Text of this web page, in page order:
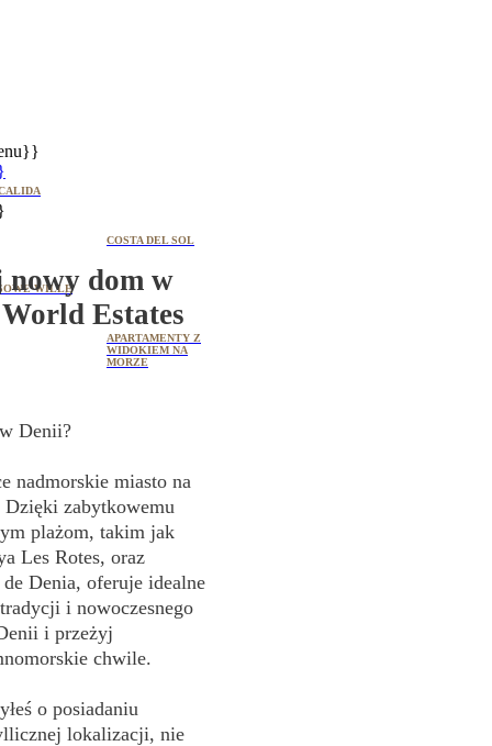
COSTA DEL SOL
WILLE
APARTAMENTY Z
WIDOKIEM NA
MORZE
dom w
Estates
Denii?
nadmorskie miasto na
zabytkowemu
plażom, takim jak
Les Rotes, oraz
Denia, oferuje idealne
i nowoczesnego
i przeżyj
chwile.
o posiadaniu
lokalizacji, nie